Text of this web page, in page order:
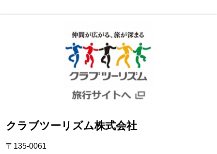
クラブツーリズム株式会社
〒135-0061